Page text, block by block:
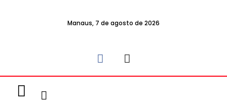
Manaus, 7 de agosto de 2026